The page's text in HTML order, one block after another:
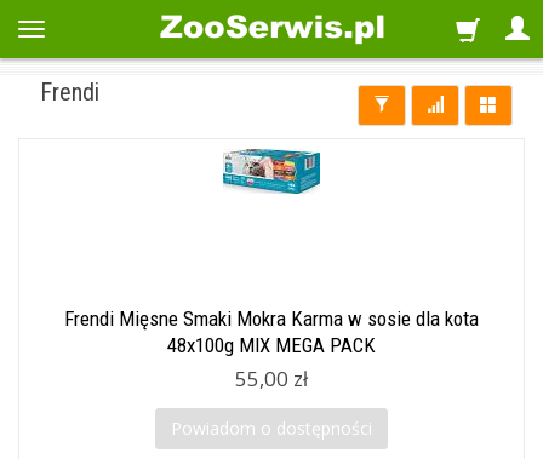
Frendi
Frendi Mięsne Smaki Mokra Karma w sosie dla kota
48x100g MIX MEGA PACK
55,00 zł
Powiadom o dostępności